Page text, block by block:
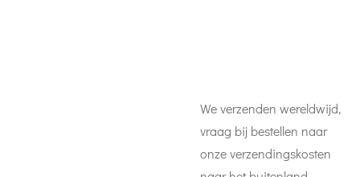
We verzenden wereldwijd,
vraag bij bestellen naar
onze verzendingskosten